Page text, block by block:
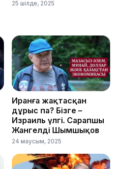
25 шілде, 2025
Иранға жақтасқан
дұрыс па? Бізге –
Израиль үлгі. Сарапшы
Жангелді Шымшықов
24 маусым, 2025